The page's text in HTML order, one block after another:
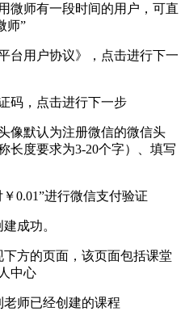
微师有一段时间的用户，可直
师”
台用户协议》，点击进行下一
码，点击进行下一步
像默认为注册微信的微信头
长度要求为3-20个字）、填写
0.01”进行微信支付验证
成功。
方的页面，该页面包括课堂
中心
师已经创建的课程